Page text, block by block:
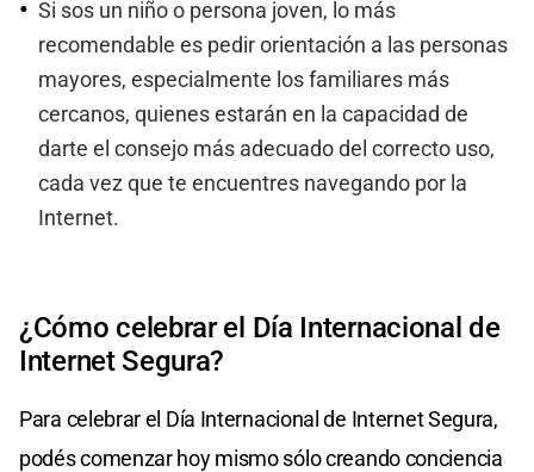
Si sos un niño o persona joven, lo más
recomendable es pedir orientación a las personas
mayores, especialmente los familiares más
cercanos, quienes estarán en la capacidad de
darte el consejo más adecuado del correcto uso,
cada vez que te encuentres navegando por la
Internet.
¿Cómo celebrar el Día Internacional de
Internet Segura?
Para celebrar el Día Internacional de Internet Segura,
podés comenzar hoy mismo sólo creando conciencia